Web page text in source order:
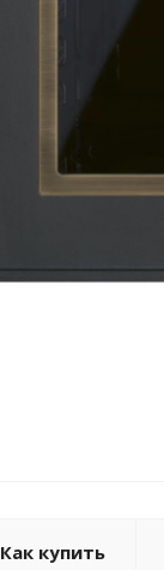
Как купить